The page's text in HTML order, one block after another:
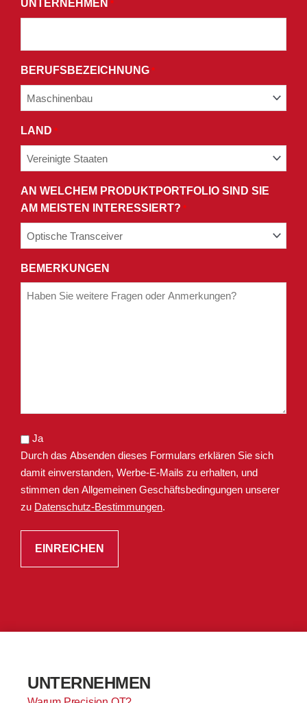
UNTERNEHMEN *
BERUFSBEZEICHNUNG *
LAND *
AN WELCHEM PRODUKTPORTFOLIO SIND SIE
AM MEISTEN INTERESSIERT? *
BEMERKUNGEN
STIMMEN
DATENSCHUTZRICHTLINIE
ZU.
Ja
Durch das Absenden dieses Formulars erklären Sie sich
damit einverstanden, Werbe-E-Mails zu erhalten, und
stimmen den Allgemeinen Geschäftsbedingungen unserer
zu Datenschutz-Bestimmungen.
UNTERNEHMEN